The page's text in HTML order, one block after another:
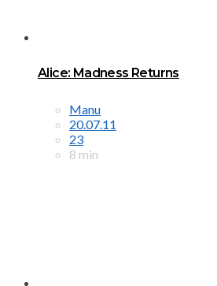
Alice: Madness Returns
Manu
20.07.11
23
8 min